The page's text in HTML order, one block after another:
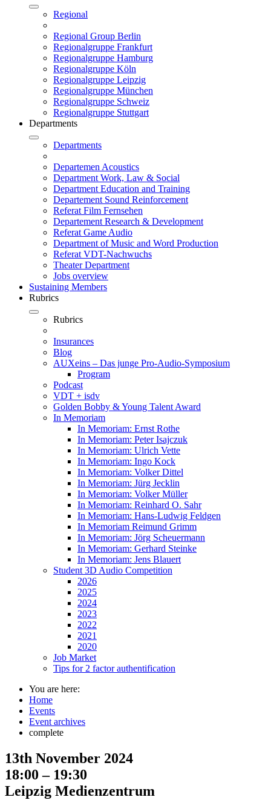
Regional
Regional Group Berlin
Regionalgruppe Frankfurt
Regionalgruppe Hamburg
Regionalgruppe Köln
Regionalgruppe Leipzig
Regionalgruppe München
Regionalgruppe Schweiz
Regionalgruppe Stuttgart
Departments
Departments
Departemen Acoustics
Department Work, Law & Social
Department Education and Training
Departement Sound Reinforcement
Referat Film Fernsehen
Departement Research & Development
Referat Game Audio
Department of Music and Word Production
Referat VDT-Nachwuchs
Theater Department
Jobs overview
Sustaining Members
Rubrics
Rubrics
Insurances
Blog
AUXeins – Das junge Pro-Audio-Symposium
Program
Podcast
VDT + isdv
Golden Bobby & Young Talent Award
In Memoriam
In Memoriam: Ernst Rothe
In Memoriam: Peter Isajczuk
In Memoriam: Ulrich Vette
In Memoriam: Ingo Kock
In Memoriam: Volker Dittel
In Memoriam: Jürg Jecklin
In Memoriam: Volker Müller
In Memoriam: Reinhard O. Sahr
In Memoriam: Hans-Ludwig Feldgen
In Memoriam Reimund Grimm
In Memoriam: Jörg Scheuermann
In Memoriam: Gerhard Steinke
In Memoriam: Jens Blauert
Student 3D Audio Competition
2026
2025
2024
2023
2022
2021
2020
Job Market
Tips for 2 factor authentification
You are here:
Home
Events
Event archives
complete
13th November 2024
18:00 – 19:30
Leipzig Medienzentrum